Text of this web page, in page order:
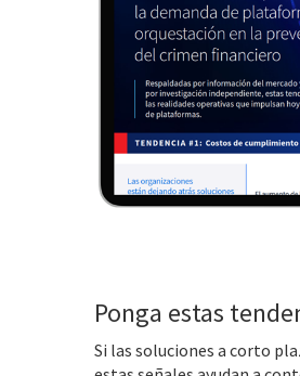
Ponga estas
Si las soluciones a corto